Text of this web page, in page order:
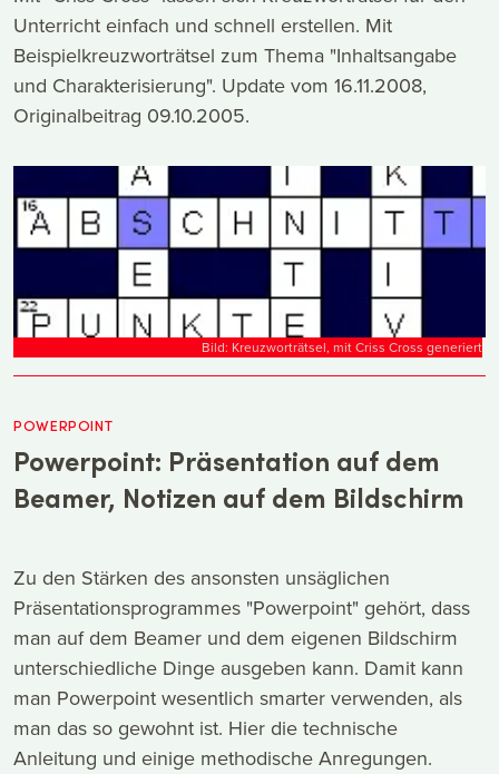
Unterricht einfach und schnell erstellen. Mit
Beispielkreuzworträtsel zum Thema "Inhaltsangabe
und Charakterisierung". Update vom 16.11.2008,
Originalbeitrag 09.10.2005.
Bild: Kreuzworträtsel, mit Criss Cross generiert
POWERPOINT
Powerpoint: Präsentation auf dem
Beamer, Notizen auf dem Bildschirm
Zu den Stärken des ansonsten unsäglichen
Präsentationsprogrammes "Powerpoint" gehört, dass
man auf dem Beamer und dem eigenen Bildschirm
unterschiedliche Dinge ausgeben kann. Damit kann
man Powerpoint wesentlich smarter verwenden, als
man das so gewohnt ist. Hier die technische
Anleitung und einige methodische Anregungen.